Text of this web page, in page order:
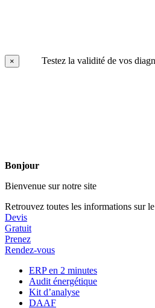
× Testez la validité de vos
Bonjour
Bienvenue sur notre site
Retrouvez toutes les informations sur
Devis
Gratuit
Prenez
Rendez-vous
ERP en 2 minutes
Audit énergétique
Kit d’analyse
DAAF